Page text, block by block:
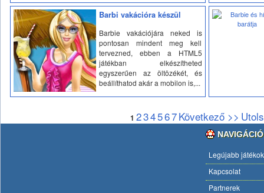
Barbi vakációra készül
Barbie vakációjára neked is
pontosan mindent meg kell
tervezned, ebben a HTML5
játékban elkészítheted
egyszerűen az öltözékét, és
beállíthatod akár a mobilon is,...
1 234567Következő >>
Legújabb játékok
Kapcsolat
Partnerek